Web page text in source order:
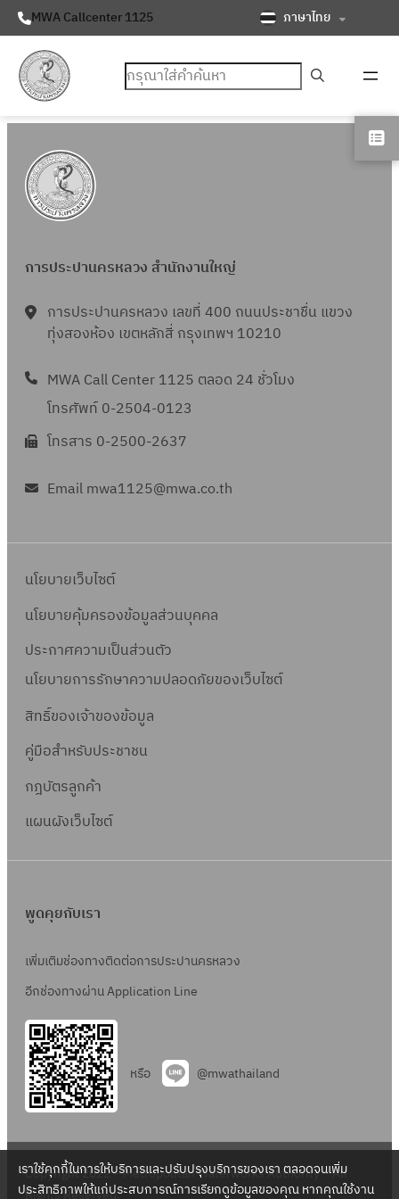
MWA Callcenter 1125 ภาษาไทย
ค้นหา
การประปานครหลวง สำนักงานใหญ่
การประปานครหลวง เลขที่ 400 ถนนประชาชื่น แขวง
ทุ่งสองห้อง เขตหลักสี่ กรุงเทพฯ 10210
MWA Call Center 1125 ตลอด 24 ชั่วโมง
โทรศัพท์ 0-2504-0123
โทรสาร 0-2500-2637
Email mwa1125@mwa.co.th
นโยบายเว็บไซต์
นโยบายคุ้มครองข้อมูลส่วนบุคคล
ประกาศความเป็นส่วนตัว
นโยบายการรักษาความปลอดภัยของเว็บไซต์
สิทธิ์ของเจ้าของข้อมูล
คู่มือสำหรับประชาชน
กฎบัตรลูกค้า
แผนผังเว็บไซต์
พูดคุยกับเรา
เพิ่มเติมช่องทางติดต่อการประปานครหลวง
อีกช่องทางผ่าน Application Line
หรือ @mwathailand
Copyright 2022 – Metropolitan Waterworks Authority – All
เราใช้คุกกี้ในการให้บริการและปรับปรุงบริการของเรา ตลอดจนเพิ่ม
ประสิทธิภาพให้แก่ประสบการณ์การเรียกดูข้อมูลของคุณ หากคุณใช้งาน